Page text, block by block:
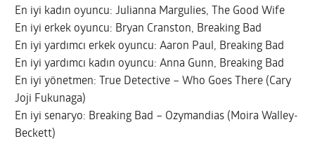
En iyi kadın oyuncu: Julianna Margulies, The Good Wife
En iyi erkek oyuncu: Bryan Cranston, Breaking Bad
En iyi yardımcı erkek oyuncu: Aaron Paul, Breaking Bad
En iyi yardımcı kadın oyuncu: Anna Gunn, Breaking Bad
En iyi yönetmen: True Detective – Who Goes There (Cary
Joji Fukunaga)
En iyi senaryo: Breaking Bad – Ozymandias (Moira Walley-
Beckett)